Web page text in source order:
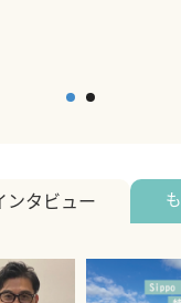
タビュー